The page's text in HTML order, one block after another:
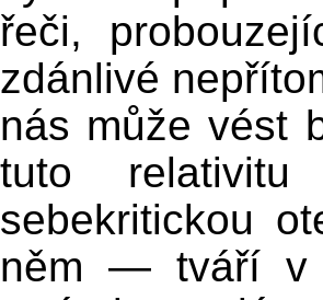
řeči,
zdánlivé
nás může vést
tuto
sebekritickou
něm — tváří v